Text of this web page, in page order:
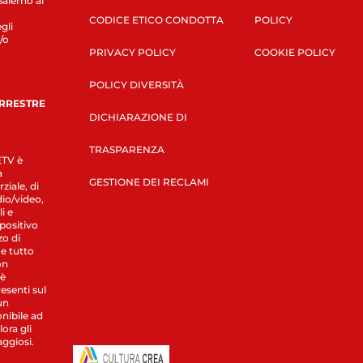
o
è
di
video,
e
di
tutto
sul
ad
gli
CODICE ETICO CONDOTTA
PRIVACY POLICY
POLICY DIVERSITÀ
DICHIARAZIONE DI
TRASPARENZA
GESTIONE DEI RECLAMI
POLICY
COOKIE POLICY